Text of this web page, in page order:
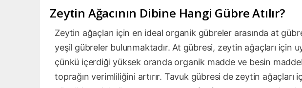
Zeytin Ağacının Dibine Hangi Gübre Atılır?
Zeytin ağaçları için en ideal organik gübreler arasında at
yeşil gübreler bulunmaktadır. At gübresi, zeytin ağaçları için
çünkü içerdiği yüksek oranda organik madde ve besin
toprağın verimliliğini artırır. Tavuk gübresi de zeytin ağaçları